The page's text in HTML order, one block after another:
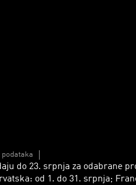
podataka
do 23. srpnja za odabrane
od 1. do 31. srpnja;